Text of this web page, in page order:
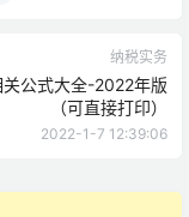
纳税实务
关公式大全-2022年版
（可直接打印）
2022-1-7 12:39:06